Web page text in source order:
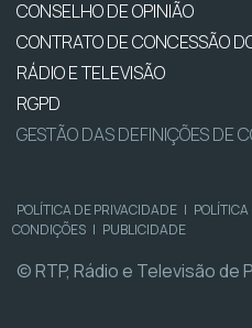
CONSELHO DE OPINIÃO
CONTRATO DE CONCESSÃO
RÁDIO E TELEVISÃO
RGPD
GESTÃO DAS DEFINIÇÕES DE
POLÍTICA DE PRIVACIDADE | POLÍTICA
CONDIÇÕES | PUBLICIDADE
© RTP, Rádio e Televisão de